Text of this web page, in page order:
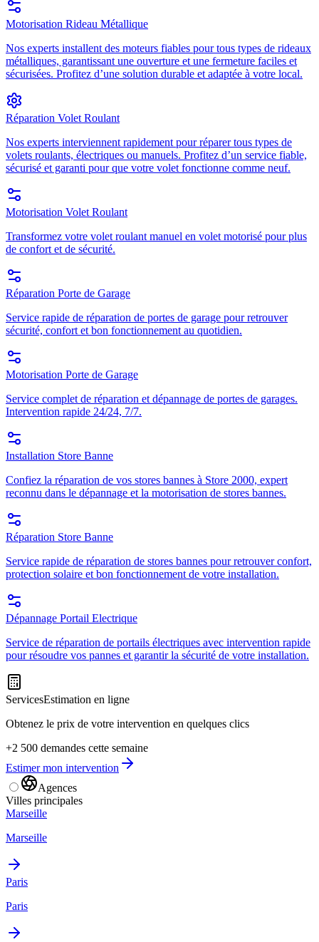
Motorisation Rideau Métallique
Nos experts installent des moteurs fiables pour tous types de rideaux
métalliques, garantissant une ouverture et une fermeture faciles et
sécurisées. Profitez d’une solution durable et adaptée à votre local.
Réparation Volet Roulant
Nos experts interviennent rapidement pour réparer tous types de
volets roulants, électriques ou manuels. Profitez d’un service fiable,
sécurisé et garanti pour que votre volet fonctionne comme neuf.
Motorisation Volet Roulant
Transformez votre volet roulant manuel en volet motorisé pour plus
de confort et de sécurité.
Réparation Porte de Garage
Service rapide de réparation de portes de garage pour retrouver
sécurité, confort et bon fonctionnement au quotidien.
Motorisation Porte de Garage
Service complet de réparation et dépannage de portes de garages.
Intervention rapide 24/24, 7/7.
Installation Store Banne
Confiez la réparation de vos stores bannes à Store 2000, expert
reconnu dans le dépannage et la motorisation de stores bannes.
Réparation Store Banne
Service rapide de réparation de stores bannes pour retrouver confort,
protection solaire et bon fonctionnement de votre installation.
Dépannage Portail Electrique
Service de réparation de portails électriques avec intervention rapide
pour résoudre vos pannes et garantir la sécurité de votre installation.
ServicesEstimation en ligne
Obtenez le prix de votre intervention en quelques clics
+2 500 demandes cette semaine
Estimer mon intervention
Agences
Villes principales
Marseille
Marseille
Paris
Paris